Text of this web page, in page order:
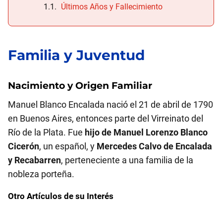
Últimos Años y Fallecimiento
Familia y Juventud
Nacimiento y Origen Familiar
Manuel Blanco Encalada nació el 21 de abril de 1790
en Buenos Aires, entonces parte del Virreinato del
Río de la Plata. Fue hijo de Manuel Lorenzo Blanco
Cicerón, un español, y Mercedes Calvo de Encalada
y Recabarren, perteneciente a una familia de la
nobleza porteña.
Otro Artículos de su Interés